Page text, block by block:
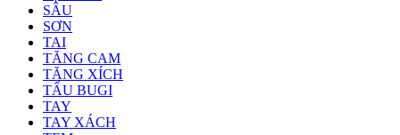
SÂU
SƠN
TAI
TĂNG CAM
TĂNG XÍCH
TẨU BUGI
TAY
TAY XÁCH